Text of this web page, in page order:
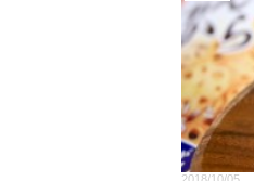
2018/10/05